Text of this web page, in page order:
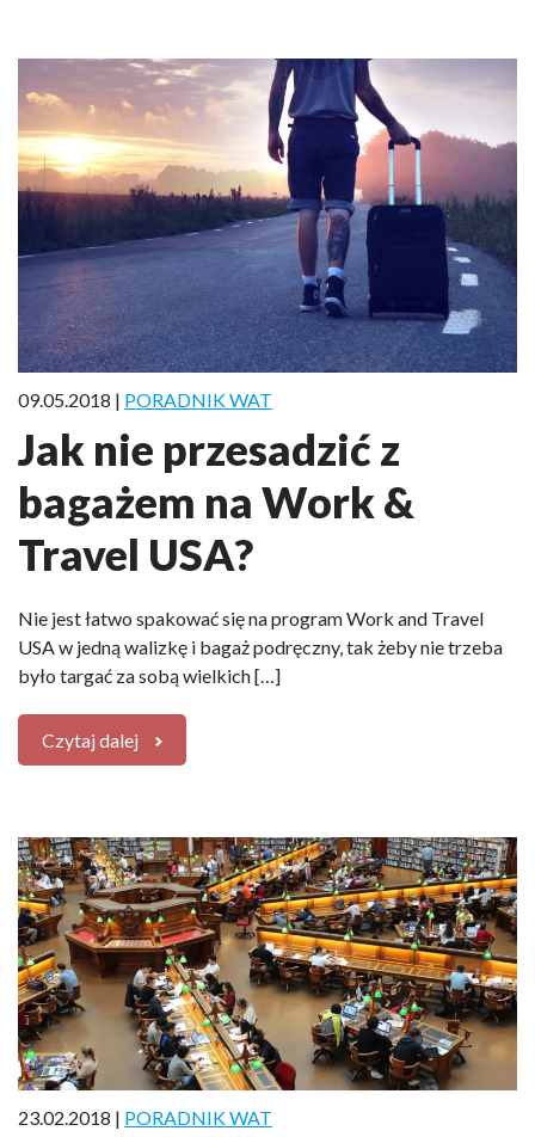
09.05.2018 | PORADNIK WAT
Jak nie przesadzić z
bagażem na Work &
Travel USA?
Nie jest łatwo spakować się na program Work and Travel
USA w jedną walizkę i bagaż podręczny, tak żeby nie trzeba
było targać za sobą wielkich […]
Czytaj dalej
23.02.2018 | PORADNIK WAT